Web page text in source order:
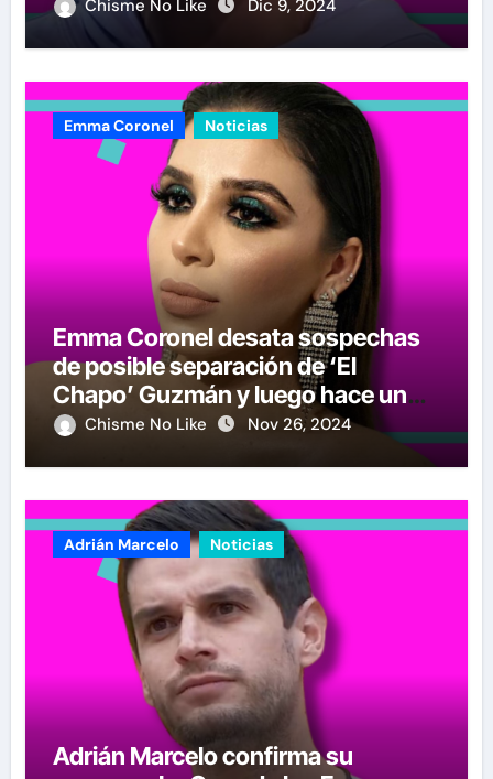
Chisme No Like Dic 9, 2024
Emma Coronel Noticias
Emma Coronel desata sospechas
de posible separación de ‘El
Chapo’ Guzmán y luego hace un
crucial anuncio
Chisme No Like Nov 26, 2024
Adrián Marcelo Noticias
Adrián Marcelo confirma su